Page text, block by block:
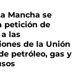
Mancha se
petición de
las
de la Unión
petróleo, gas y